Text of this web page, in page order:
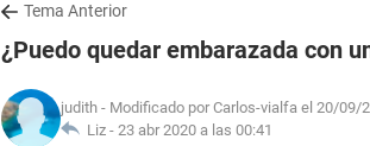
Tema Anterior
¿Puedo quedar embarazada con
judith - Modificado por Carlos-vialfa el 20/09/
Liz - 23 abr 2020 a las 00:41